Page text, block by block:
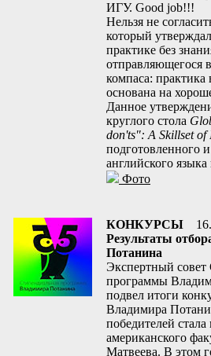
ИГУ. Good job!!!
Нельзя не
который
практике без
отправляющегося
компаса: практика
основана на
Данное
круглого стола
don'ts": A Skillset of
подготовленного
английского
Фото
КОНКУРСЫ
Результаты
Потанина
Экспертный
программы
подвел итоги
Владимира
победителей
американского
Матвеева. В этом